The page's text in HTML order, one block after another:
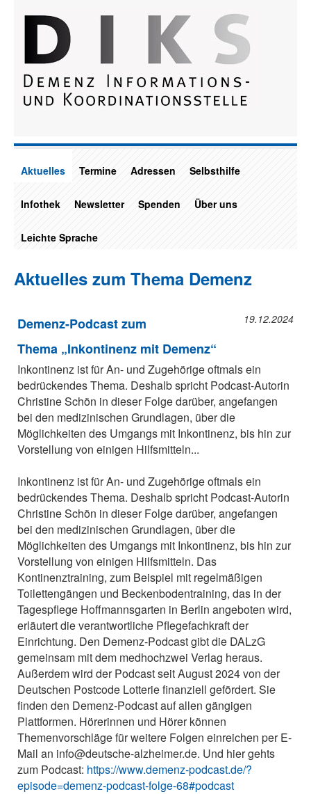
Aktuelles Termine Adressen Selbsthilfe
Infothek Newsletter Spenden Über uns
Leichte Sprache
Aktuelles zum Thema Demenz
19.12.2024
Demenz-Podcast zum
Thema „Inkontinenz mit Demenz“
Inkontinenz ist für An- und Zugehörige oftmals ein
bedrückendes Thema. Deshalb spricht Podcast-Autorin
Christine Schön in dieser Folge darüber, angefangen
bei den medizinischen Grundlagen, über die
Möglichkeiten des Umgangs mit Inkontinenz, bis hin zur
Vorstellung von einigen Hilfsmitteln...
Inkontinenz ist für An- und Zugehörige oftmals ein
bedrückendes Thema. Deshalb spricht Podcast-Autorin
Christine Schön in dieser Folge darüber, angefangen
bei den medizinischen Grundlagen, über die
Möglichkeiten des Umgangs mit Inkontinenz, bis hin zur
Vorstellung von einigen Hilfsmitteln. Das
Kontinenztraining, zum Beispiel mit regelmäßigen
Toilettengängen und Beckenbodentraining, das in der
Tagespflege Hoffmannsgarten in Berlin angeboten wird,
erläutert die verantwortliche Pflegefachkraft der
Einrichtung. Den Demenz-Podcast gibt die DALzG
gemeinsam mit dem medhochzwei Verlag heraus.
Außerdem wird der Podcast seit August 2024 von der
Deutschen Postcode Lotterie finanziell gefördert. Sie
finden den Demenz-Podcast auf allen gängigen
Plattformen. Hörerinnen und Hörer können
Themenvorschläge für weitere Folgen einreichen per E-
Mail an info@deutsche-alzheimer.de. Und hier gehts
zum Podcast: https://www.demenz-podcast.de/?
episode=demenz-podcast-folge-68#podcast